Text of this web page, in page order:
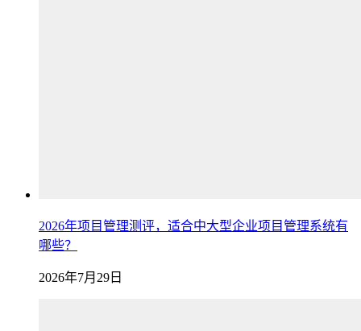
2026年项目管理测评，适合中大型企业项目管理系统有
哪些？
2026年7月29日